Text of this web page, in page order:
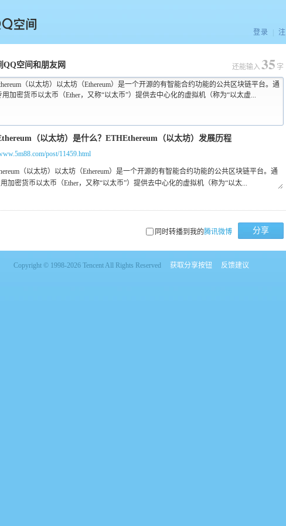
间
登录
QQ空间和朋友网
（以太坊）以太坊（Ethereum）是一个开源的有智能合约功能的公共区块链平台。通
用加密货币以太币（Ether，又称“以太币”）提供去中心化的虚拟机（称为“以太虚...
还能输入 35 字
post/11459.html
同时转播到我的腾讯微博 分享
Copyright © 1998-2026 Tencent All Rights Reserved 获取分享按钮 反馈建议